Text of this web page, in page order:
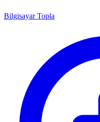
Bilgisayar Topla